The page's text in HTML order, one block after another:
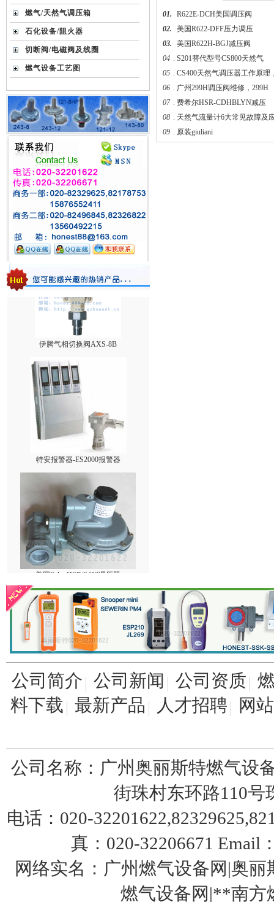
燃气/天然气调压箱
石化设备/阻火器
切断阀/电磁阀及线圈
燃气设备工艺图
台湾HNT/HT系列壁挂式电热式气化器
1588VN/1588MN减压阀/煤气调压阀
伊腾气相切换阀AXS-8B
特安报警器-ES2000报警器
美国fisherHSR/S402调压器
美国fisherR622-DFF减压阀
台湾HNT/HT系列50KG-500KG电热式气化
器
01.
R622E-DCH美国调压阀
02.
美国R622-DFF压力调压
03.
美国R622H-BGJ减压阀
04 . S201替代型号CS800天然气
05 . CS400天然气调压器工作原理
06 . 广州299H调压阀维修，299H
07 . 费希尔HSR-CDHBLYN减压
08 . 天然气流量计6大常见故障及
09 . 原装giuliani
公司简介 公司新闻 公司资质
料下载 最新产品 人才招聘 网
公司名称：广州奥丽斯特燃气设
街珠村东环路110号
电话：020-
真：020-32206671 Email
网络实名：广州燃气设备网|奥
燃气设备网|**南方